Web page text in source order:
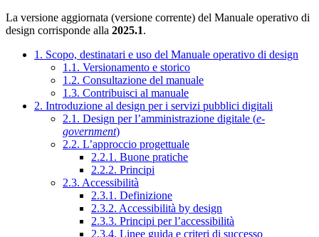
La versione aggiornata (versione corrente) del Manuale operativo di
design corrisponde alla 2025.1.
1. Scopo, destinatari e uso del Manuale operativo di design
1.1. Versionamento e storico
1.2. Consultazione del manuale
1.3. Contribuisci al manuale
2. Introduzione al design per i servizi pubblici digitali
2.1. Design per l’amministrazione digitale (e-
government)
2.2. L’approccio progettuale
2.2.1. Buone pratiche
2.2.2. Principi
2.3. Accessibilità
2.3.1. Definizione
2.3.2. Accessibilità by design
2.3.3. Principi per l’accessibilità
2.3.4. Linee guida e criteri di successo